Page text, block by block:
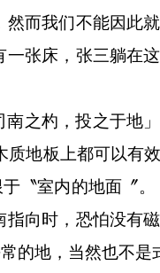
而我们不能因此
一张床，张三躺在
之杓，投之于地
地板上都可以有
〝室内的地面〞。
指向时，恐怕没有
的地，当然也不是